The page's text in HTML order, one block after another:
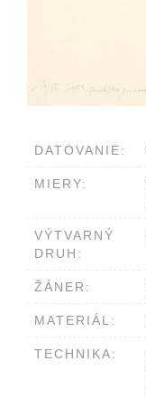
DATOVANIE:
MIERY:
VÝTVARNÝ
DRUH:
ŽÁNER:
MATERIÁL:
TECHNIKA: